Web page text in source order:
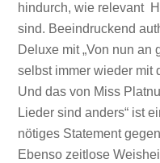
hindurch, wie relevant
sind. Beeindruckend
Deluxe mit „Von nun an
selbst immer wieder mit
Und das von Miss
Lieder sind anders“ ist
nötiges Statement
Ebenso zeitlose